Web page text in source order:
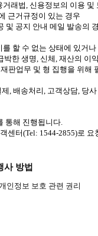
거래법, 신용정보의 이용 및
근거규정이 있는 경우
및 공지 안내 메일 발송의
할 수 없는 상태에 있거
박한 생명, 신체, 재산의 이
판업무 및 형 집행을 위해
, 배송처리, 고객상담, 당
통해 진행됩니다.
센터(Tel: 1544-2855)로 요
사 방법
인정보 보호 관련 권리